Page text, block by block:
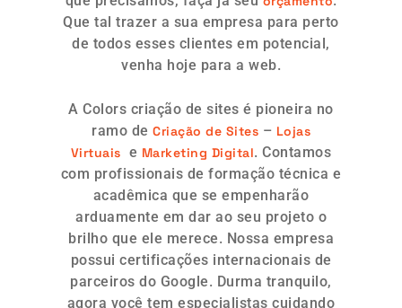
Que tal trazer a sua empresa para perto
de todos esses clientes em potencial,
venha hoje para a web.
A Colors criação de sites é pioneira no
ramo de Criação de Sites – Lojas
Virtuais e Marketing Digital. Contamos
com profissionais de formação técnica e
acadêmica que se empenharão
arduamente em dar ao seu projeto o
brilho que ele merece. Nossa empresa
possui certificações internacionais de
parceiros do Google. Durma tranquilo,
agora você tem especialistas cuidando